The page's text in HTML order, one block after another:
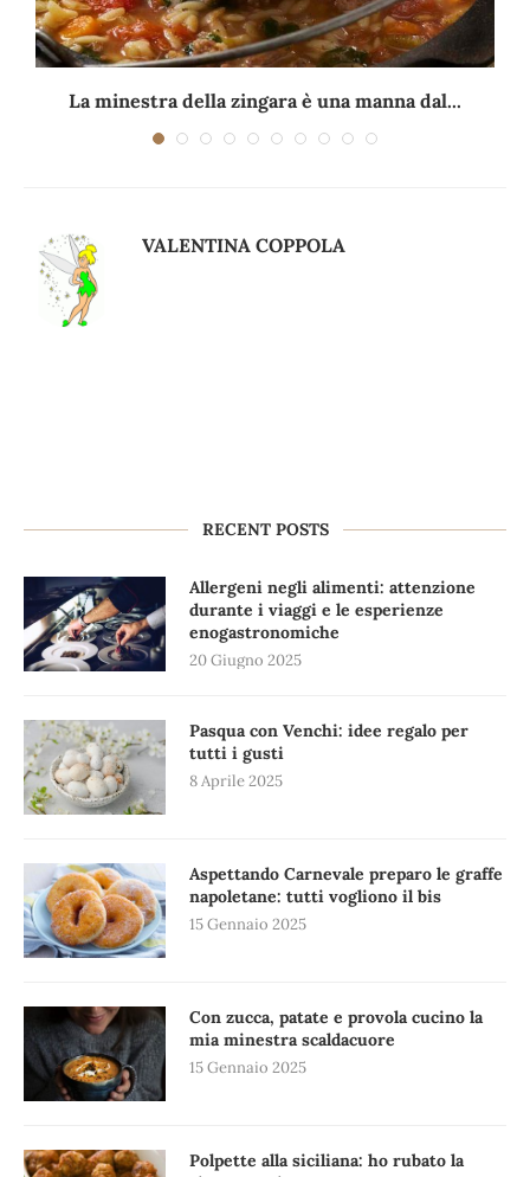
La minestra della zingara è una manna dal...
VALENTINA COPPOLA
RECENT POSTS
Allergeni negli alimenti: attenzione
durante i viaggi e le esperienze
enogastronomiche
20 Giugno 2025
Pasqua con Venchi: idee regalo per
tutti i gusti
8 Aprile 2025
Aspettando Carnevale preparo le graffe
napoletane: tutti vogliono il bis
15 Gennaio 2025
Con zucca, patate e provola cucino la
mia minestra scaldacuore
15 Gennaio 2025
Polpette alla siciliana: ho rubato la